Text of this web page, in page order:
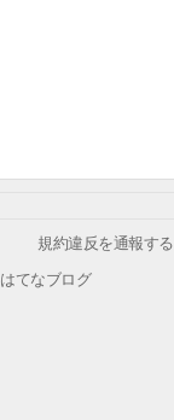
規約違反を通報する
はてなブログ